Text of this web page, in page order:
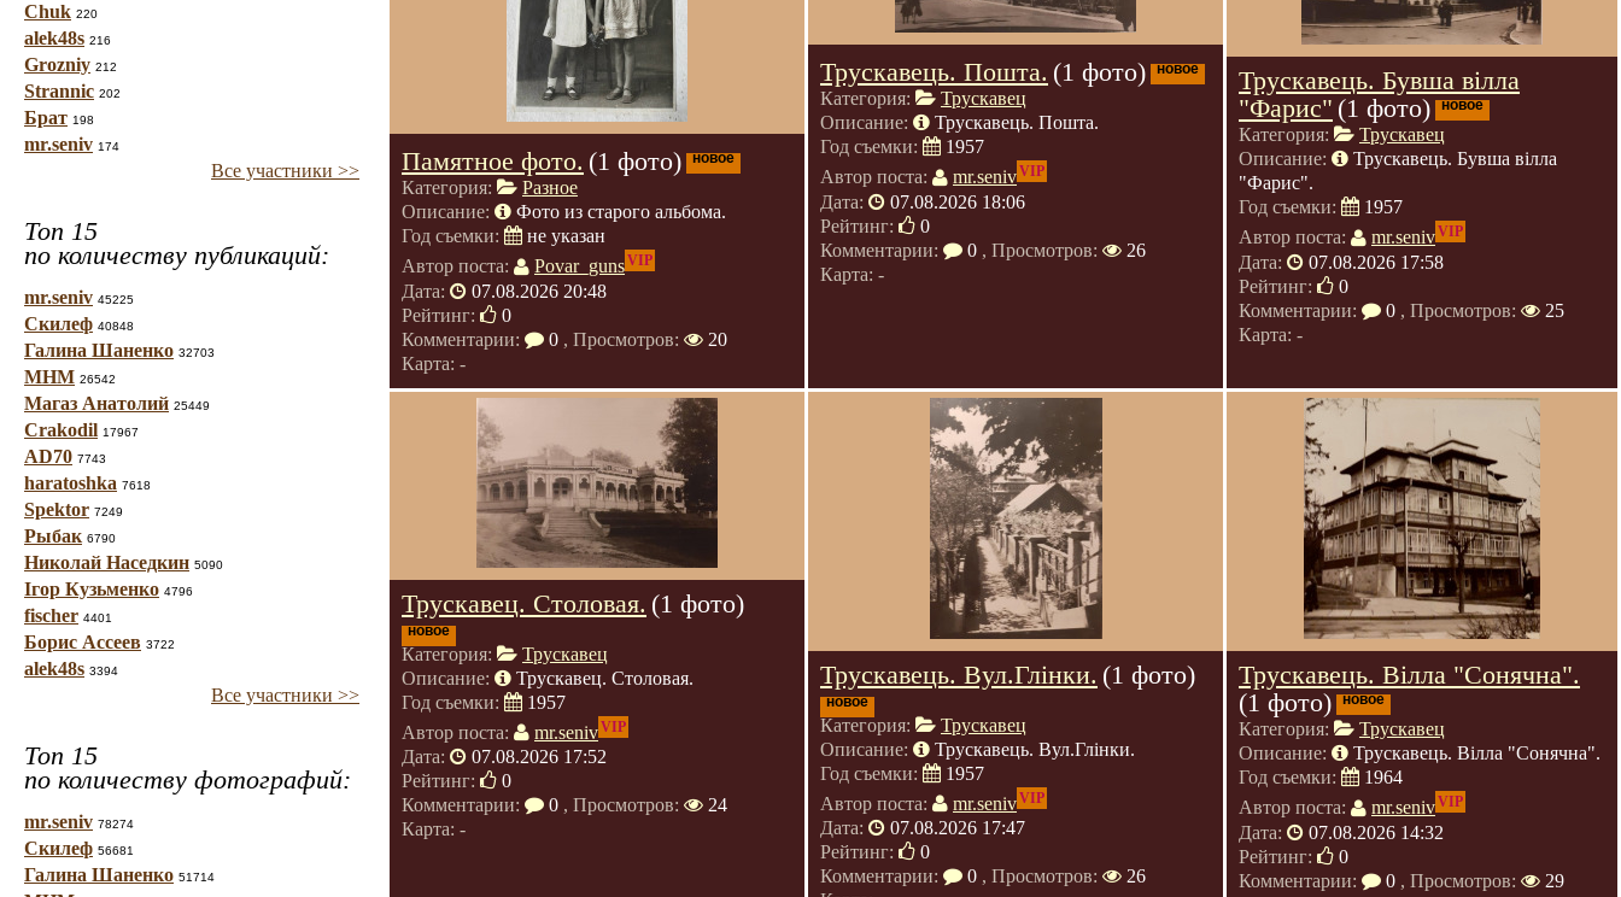
Chuk 220
alek48s 216
Grozniy 212
Strannic 202
Брат 198
mr.seniv 174
Все участники >>
Топ 15
по количеству публикаций:
mr.seniv 45225
Скилеф 40848
Галина Шаненко 32703
МНМ 26542
Магаз Анатолий 25449
Crakodil 17967
AD70 7743
haratoshka 7618
Spektor 7249
Рыбак 6790
Николай Наседкин 5090
Ігор Кузьменко 4796
fischer 4401
Борис Ассеев 3722
alek48s 3394
Все участники >>
Топ 15
по количеству фотографий:
mr.seniv 78274
Скилеф 56681
Галина Шаненко 51714
Памятное фото. (1 фото) новое
Категория:
Разное
Описание:
Фото из старого альбома.
Год съемки:
не указан
Автор поста:
Povar_gunsVIP
Дата:
07.08.2026 20:48
Рейтинг:
0
Комментарии:
0 , Просмотров:
20
Карта: -
Трускавець. Пошта. (1 фото) новое
Категория:
Трускавец
Описание:
Трускавець. Пошта.
Год съемки:
1957
Автор поста:
mr.senivVIP
Дата:
07.08.2026 18:06
Рейтинг:
0
Комментарии:
0 , Просмотров:
26
Карта: -
Трускавець. Бувша вілла
"Фарис" (1 фото) новое
Категория:
Трускавец
Описание:
Трускавець. Бувша вілла
"Фарис".
Год съемки:
1957
Автор поста:
mr.senivVIP
Дата:
07.08.2026 17:58
Рейтинг:
0
Комментарии:
0 , Просмотров:
25
Карта: -
Трускавец. Столовая. (1 фото)
новое
Категория:
Трускавец
Описание:
Трускавец. Столовая.
Год съемки:
1957
Автор поста:
mr.senivVIP
Дата:
07.08.2026 17:52
Рейтинг:
0
Комментарии:
0 , Просмотров:
24
Карта: -
Трускавець. Вул.Глінки. (1 фото)
новое
Категория:
Трускавец
Описание:
Трускавець. Вул.Глінки.
Год съемки:
1957
Автор поста:
mr.senivVIP
Дата:
07.08.2026 17:47
Рейтинг:
0
Комментарии:
0 , Просмотров:
26
Трускавець. Вілла "Сонячна".
(1 фото)
новое
Категория:
Трускавец
Описание:
Трускавець. Вілла "Сонячна".
Год съемки:
1964
Автор поста:
mr.senivVIP
Дата:
07.08.2026 14:32
Рейтинг:
0
Комментарии:
0 , Просмотров:
29